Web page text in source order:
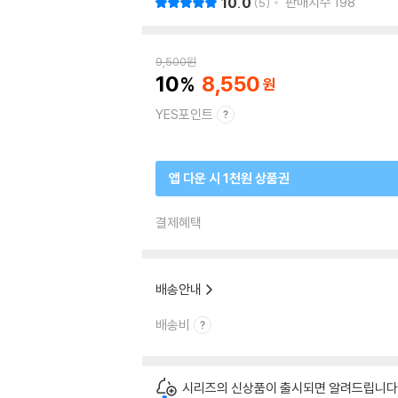
9,500원
10 8,550
YES포인트
앱 다운 시 1천원 상품권
결제혜택
배송안내
배송비
시리즈의 신상품이 출시되면 알려드립니